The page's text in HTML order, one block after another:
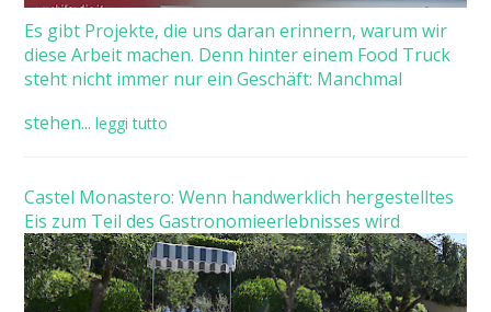
Es gibt Projekte, die uns daran erinnern, warum wir
diese Arbeit machen. Denn hinter einem Food Truck
steht nicht immer nur ein Geschäft: Manchmal
stehen... leggi tutto
Castel Monastero: Wenn handwerklich hergestelltes
Eis zum Teil des Gastronomieerlebnisses wird